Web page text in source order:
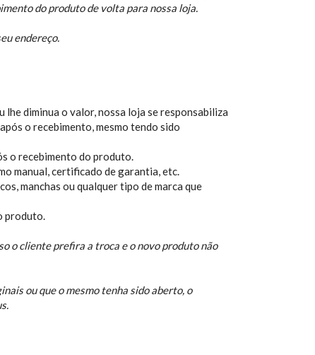
do produto de volta para nossa loja.
endereço.
diminua o valor, nossa loja se responsabiliza
o recebimento, mesmo tendo sido
o recebimento do produto.
manual, certificado de garantia, etc.
manchas ou qualquer tipo de marca que
produto.
o cliente prefira a troca e o novo produto não
ou que o mesmo tenha sido aberto, o